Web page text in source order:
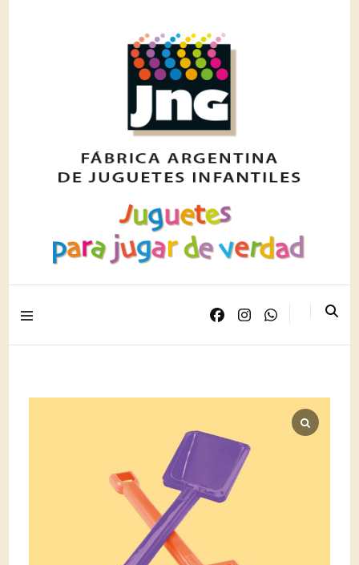
JNG PLAST
Juguetes para jugar de verdad